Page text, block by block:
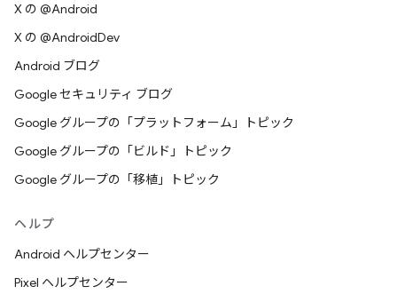
X の @Android
X の @AndroidDev
Android ブログ
Google セキュリティ ブログ
Google グループの「プラットフォーム」トピック
Google グループの「ビルド」トピック
Google グループの「移植」トピック
ヘルプ
Android ヘルプセンター
Pixel ヘルプセンター